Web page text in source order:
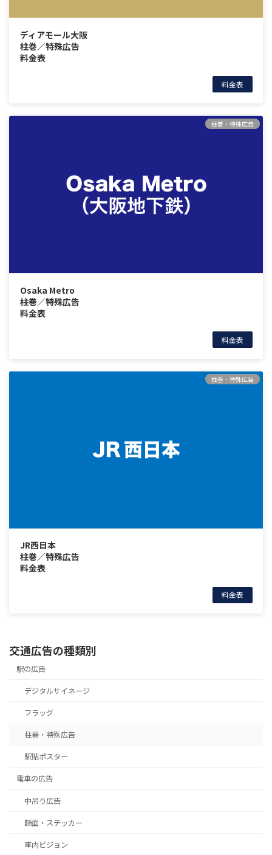
ディアモール大阪
柱巻／特殊広告
料金表
料金表
柱巻・特殊広告
Osaka Metro
柱巻／特殊広告
料金表
料金表
柱巻・特殊広告
JR西日本
柱巻／特殊広告
料金表
料金表
交通広告の種類別
駅の広告
デジタルサイネージ
フラッグ
柱巻・特殊広告
駅貼ポスター
電車の広告
中吊り広告
額面・ステッカー
車内ビジョン